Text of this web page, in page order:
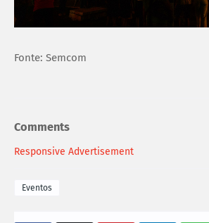
Fonte: Semcom
Comments
Responsive Advertisement
Eventos